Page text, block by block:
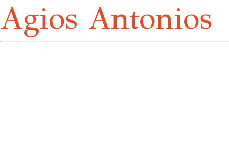
Agios Antonios